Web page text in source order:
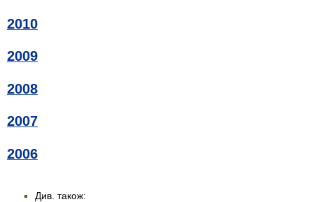
2010
2009
2008
2007
2006
Див. також: